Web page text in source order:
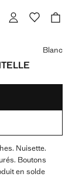
Blanc
Nuisette.
Boutons
en solde